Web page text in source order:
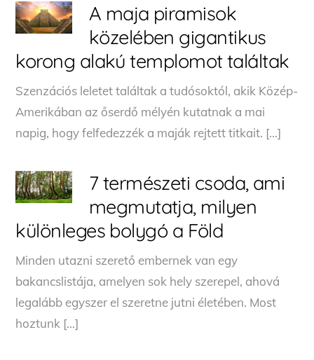
A maja piramisok
közelében gigantikus
korong alakú templomot találtak
Szenzációs leletet találtak a tudósoktól, akik Közép-
Amerikában az őserdő mélyén kutatnak a mai
napig, hogy felfedezzék a maják rejtett titkait. […]
7 természeti csoda, ami
megmutatja, milyen
különleges bolygó a Föld
Minden utazni szerető embernek van egy
bakancslistája, amelyen sok hely szerepel, ahová
legalább egyszer el szeretne jutni életében. Most
hoztunk […]